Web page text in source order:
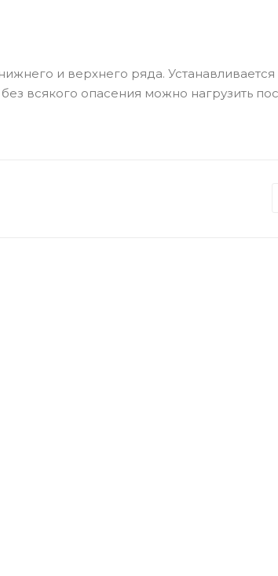
и верхнего ряда. Устанавливается
всякого опасения можно нагрузить